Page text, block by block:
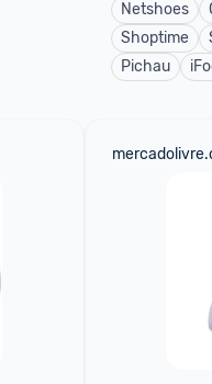
Netshoes
Shoptime
Pichau